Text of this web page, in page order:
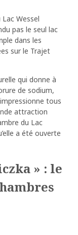
Wessel
pas le seul lac
dans les
sur le Trajet
qui donne à
de sodium,
tous
attraction
du Lac
a été ouverte
» : le